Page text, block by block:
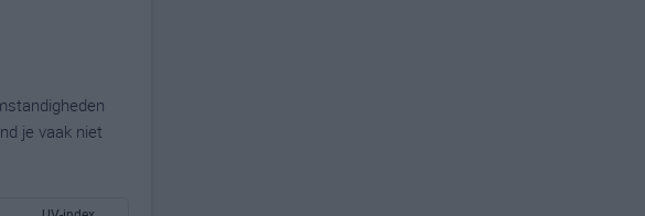
je vaak niet